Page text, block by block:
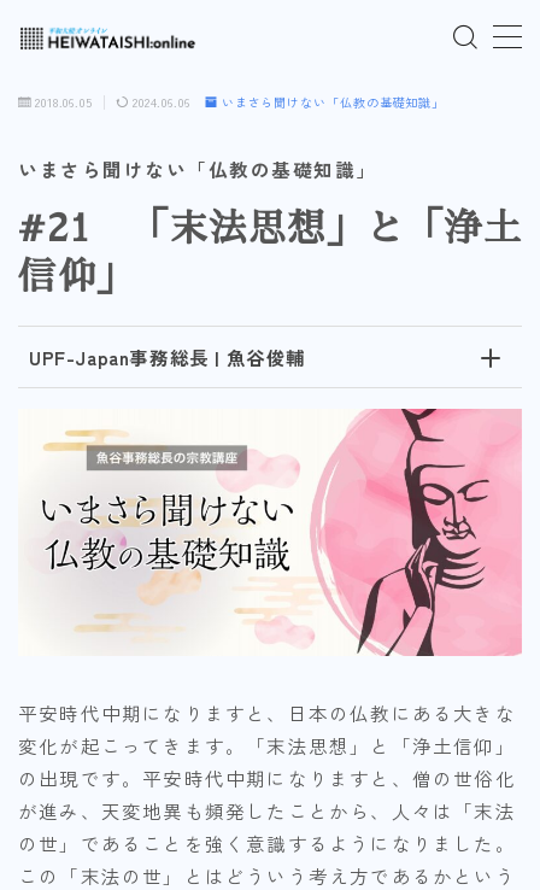
ご入会はこちら
ログインはこちら
「HEIWATAISHI:online」について
プライバシーポリシー
よくあるご質問
お問い合わせ
2018.06.05 2024.06.06 いまさら聞けない「仏教の基礎知識」
いまさら聞けない「仏教の基礎知識」
#21 「末法思想」と「浄土
信仰」
UPF-Japan事務総長 | 魚谷俊輔
平安時代中期になりますと、日本の仏教にある大きな
変化が起こってきます。「末法思想」と「浄土信仰」
の出現です。平安時代中期になりますと、僧の世俗化
が進み、天変地異も頻発したことから、人々は「末法
の世」であることを強く意識するようになりました。
この「末法の世」とはどういう考え方であるかという